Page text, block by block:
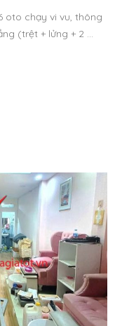
oto chạy vi vu, thông
(trệt + lửng + 2 …